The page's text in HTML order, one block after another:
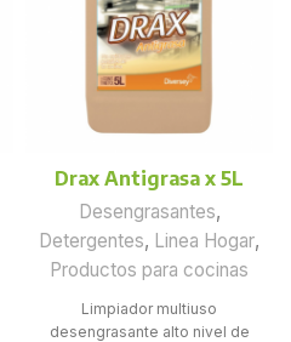
Drax Antigrasa x 5L
Desengrasantes,
Detergentes, Linea Hogar,
Productos para cocinas
Limpiador multiuso
desengrasante alto nivel de